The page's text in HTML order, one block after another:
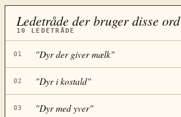
Ledetråde der bruger disse ord
10 LEDETRÅDE
01 "Dyr der giver mælk"
02 "Dyr i kostald"
03 "Dyr med yver"